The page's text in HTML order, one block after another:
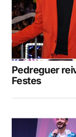
Pedreguer
Festes